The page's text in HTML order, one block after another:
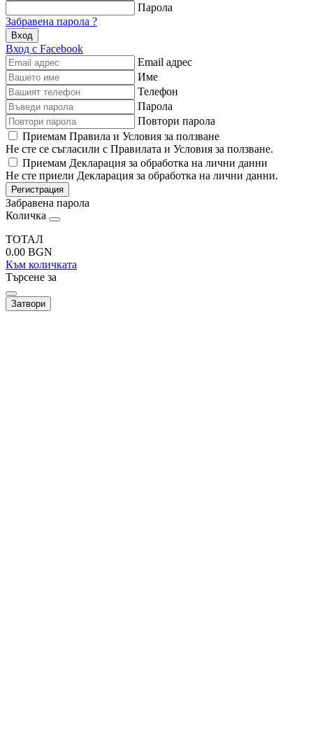
Парола
Забравена парола ?
Вход
Вход с Facebook
Email адрес
Име
Телефон
Парола
Повтори парола
Приемам Правила и Условия за ползване
Не сте се съгласили с Правилата и Условия за ползване.
Приемам Декларация за обработка на лични данни
Не сте приели Декларация за обработка на лични данни.
Регистрация
Забравена парола
Количка
ТОТАЛ
0.00 BGN
Към количката
Търсене за
Затвори